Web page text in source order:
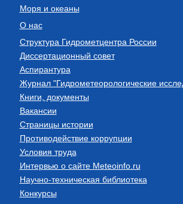
Моря и океаны
О нас
Структура Гидрометцентра России
Диссертационный совет
Аспирантура
Журнал "Гидрометеорологические
Книги, документы
Вакансии
Страницы истории
Противодействие коррупции
Условия труда
Интервью о сайте Meteoinfo.ru
Научно-техническая библиотека
Конкурсы